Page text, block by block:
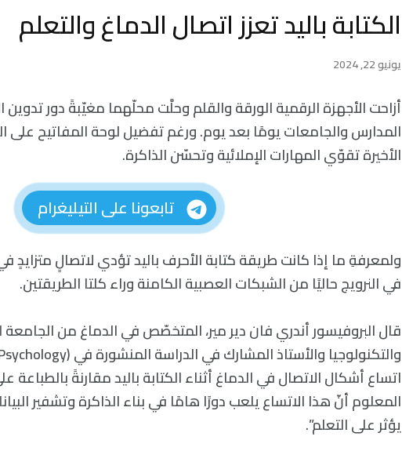
الكتابة باليد تعزز اتصال الدماغ والتعلم
يونيو 22, 2024
أزاحت الأجهزة الرقمية الورقة والقلم وحلَّت محلّهما مغيّبةً دور
المدارس والجامعات يومًا بعد يوم. ورغم تفضيل لوحة المفاتيح على
الأخيرة تقوّي المهارات الإملائية وتحسّن الذاكرة.
تابعونا على التيليغرام
ولمعرفةِ ما إذا كانت طريقة كتابة الأحرف باليد تؤدي لاتصالٍ متزايدٍ
في النرويج حاليًا من الشبكات العصبية الكامنة وراء كلتا الطريقتين.
قال البروفيسور أندري فان دير مير، المتخصّص في الدماغ من الجامعة
اتساع أشكال الاتصال في الدماغ أثناء الكتابة باليد مقارنةً
المعلوم أنّ هذا الاتساع يلعب دورًا هامًا في بناء الذاكرة وتشفير
يؤثر على التعلم”.